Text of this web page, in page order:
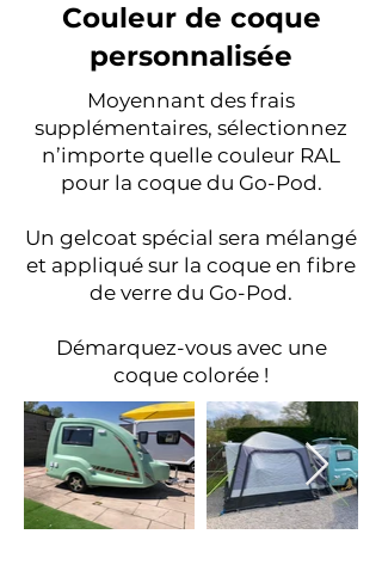
Couleur de coque
personnalisée
Moyennant des frais
supplémentaires, sélectionnez
n’importe quelle couleur RAL
pour la coque du Go-Pod.
Un gelcoat spécial sera mélangé
et appliqué sur la coque en fibre
de verre du Go-Pod.
Démarquez-vous avec une
coque colorée !